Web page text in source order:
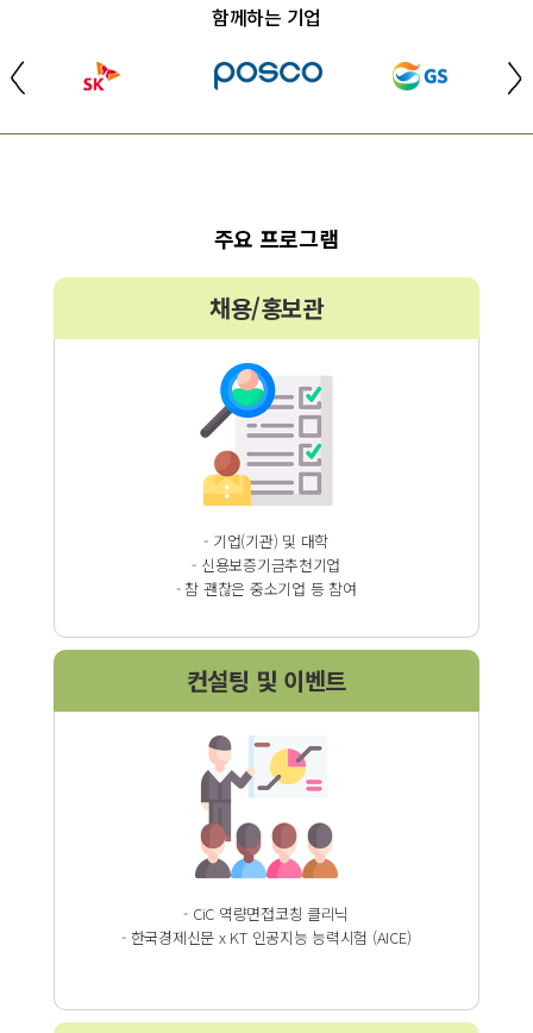
함께하는 기업
주요 프로그램
채용/홍보관
- 기업(기관) 및 대학
- 신용보증기금추천기업
- 참 괜찮은 중소기업 등 참여
컨설팅 및 이벤트
- CiC 역량면접코칭 클리닉
- 한국경제신문 x KT 인공지능 능력시험 (AICE)